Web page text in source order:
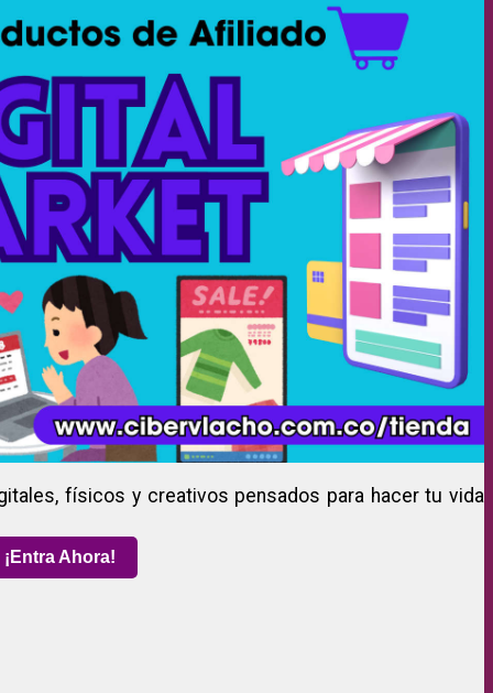
físicos y creativos pensados para hacer tu vida
¡Entra Ahora!